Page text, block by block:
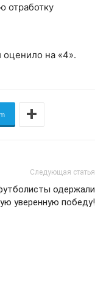
отработку
оценило на «4».
Следующая статья
одержали
уверенную победу!